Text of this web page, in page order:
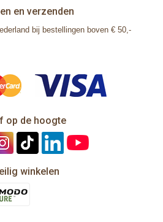
en verzenden
bij bestellingen boven € 50,-
op de hoogte
winkelen